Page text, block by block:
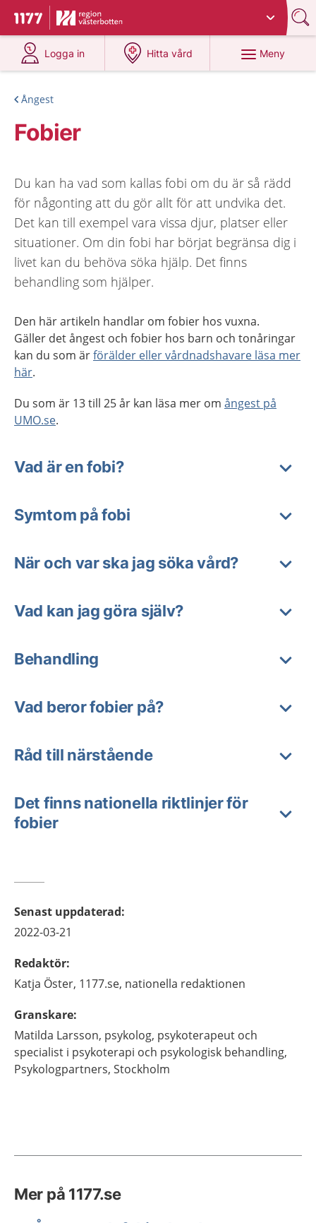
Till startsidan för 1177
Du har valt region
Logga in
på 1177.se
Hitta vård
på 1177.se
Meny
Ångest
Fobier
Du kan ha vad som kallas fobi om du är så rädd
för någonting att du gör allt för att undvika det.
Det kan till exempel vara vissa djur, platser eller
situationer. Om din fobi har börjat begränsa dig i
livet kan du behöva söka hjälp. Det finns
behandling som hjälper.
Den här artikeln handlar om fobier hos vuxna.
Gäller det ångest och fobier hos barn och tonåringar
kan du som ärförälder eller vårdnadshavare läsa mer
här.
Du som är 13 till 25 år kan läsa mer om ångest på
UMO.se.
Vad är en fobi?
Symtom på fobi
När och var ska jag söka vård?
Vad kan jag göra själv?
Behandling
Vad beror fobier på?
Råd till närstående
Det finns nationella riktlinjer för
fobier
Senast uppdaterad:
2022-03-21
Redaktör:
Katja Öster, 1177.se, nationella redaktionen
Granskare:
Matilda Larsson, psykolog, psykoterapeut och
specialist i psykoterapi och psykologisk behandling,
Psykologpartners, Stockholm
Mer på 1177.se